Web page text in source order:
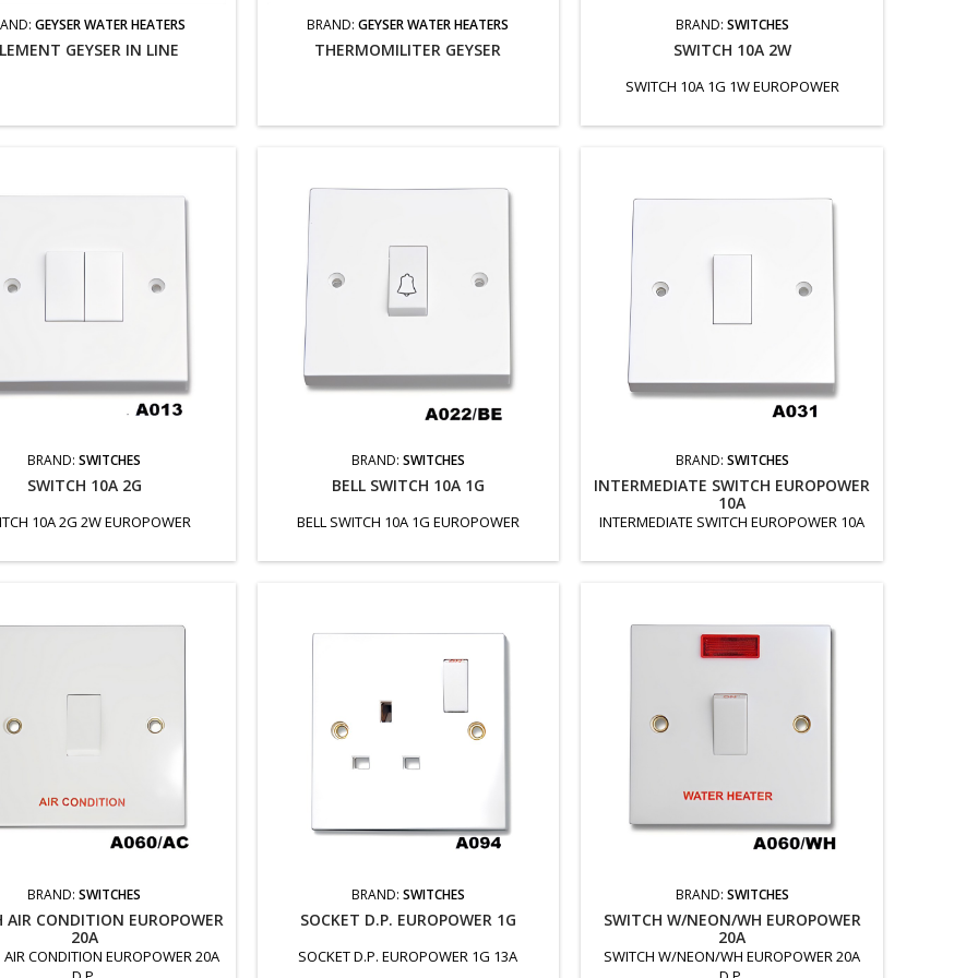
GEYSER WATER HEATERS
GEYSER IN LINE
BRAND:GEYSER WATER HEATERS
THERMOMILITER GEYSER
BRAND: SWITCHES
SWITCH 10A 2W
SWITCH 10A 1G 1W EUROPOWER
BRAND:SWITCHES
SWITCH 10A 2G
10A 2G 2W EUROPOWER
BRAND: SWITCHES
BELL SWITCH 10A 1G
BELL SWITCH 10A 1G EUROPOWER
BRAND: SWITCHES
INTERMEDIATE SWITCH EUROPOWER
10A
INTERMEDIATE SWITCH EUROPOWER 10A
BRAND:SWITCHES
AIR CONDITION EUROPOWER
20A
AIR CONDITION EUROPOWER 20A
BRAND: SWITCHES
SOCKET D.P. EUROPOWER 1G
SOCKET D.P. EUROPOWER 1G 13A
BRAND: SWITCHES
SWITCH W/NEON/WH EUROPOWER
20A
SWITCH W/NEON/WH EUROPOWER 20A